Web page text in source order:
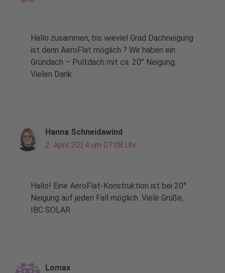
Hallo zusammen, bis wieviel Grad Dachneigung
ist denn AeroFlat möglich ? Wir haben ein
Gründach – Pultdach mit ca. 20° Neigung.
Vielen Dank.
Hanna Schneidawind
2. April 2024 um 07:08 Uhr
Hallo! Eine AeroFlat-Konstruktion ist bei 20°
Neigung auf jeden Fall möglich. Viele Grüße,
IBC SOLAR
Lomax